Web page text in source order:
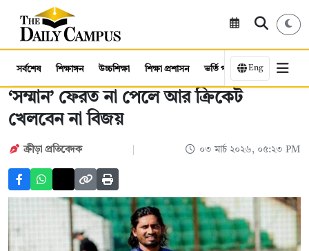
সর্বশেষ শিক্ষাঙ্গন উচ্চশিক্ষা শিক্ষা প্রশাসন ভর্তি পরীক্ষা কর্মসংস্থান
Eng
‘সম্মান’ ফেরত না পেলে আর ক্রিকেট
খেলবেন না বিজয়
ক্রীড়া প্রতিবেদক ০৩ মার্চ ২০২৬, ০৫:২৩ PM